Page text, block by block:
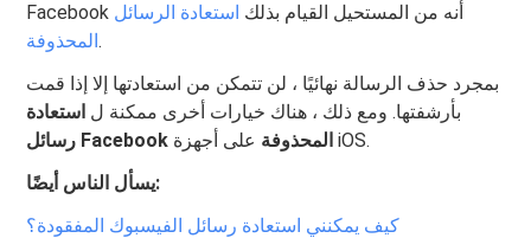
Facebook أنه من المستحيل القيام بذلك استعادة الرسائل
المحذوفة.
بمجرد حذف الرسالة نهائيًا ، لن تتمكن من استعادتها إلا إذا قمت
بأرشفتها. ومع ذلك ، هناك خيارات أخرى ممكنة ل استعادة
رسائل Facebook المحذوفة على أجهزة iOS.
يسأل الناس أيضًا:
كيف يمكنني استعادة رسائل الفيسبوك المفقودة؟